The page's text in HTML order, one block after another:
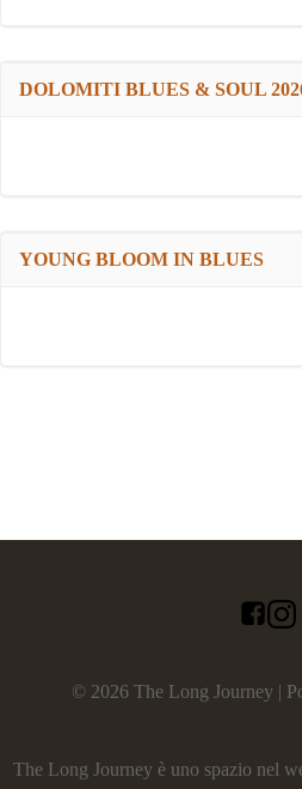
DOLOMITI BLUES & SOUL
YOUNG BLOOM IN BLUES
© 2026 The Long Journey |
The Long Journey è uno spazio nel